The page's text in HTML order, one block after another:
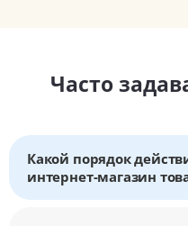
Часто
Какой порядок
интернет-магазин